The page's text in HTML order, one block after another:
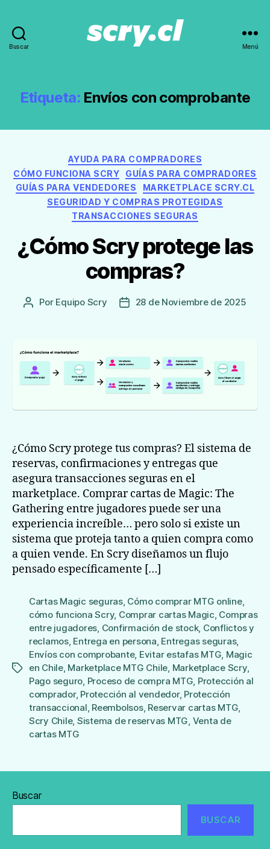
Buscar
recomendaciones
de
Menú
Etiqueta: Envíos con comprobante
Categorías
AYUDA PARA COMPRADORES
CÓMO FUNCIONA SCRY
GUÍAS PARA COMPRADORES
GUÍAS PARA VENDEDORES
MARKETPLACE SCRY.CL
SEGURIDAD Y COMPRAS PROTEGIDAS
TRANSACCIONES SEGURAS
¿Cómo Scry protege las
compras?
Autor
Por Equipo Scry
Fecha28 de Noviembre de 2025
¿Cómo Scry protege tus compras? El sistema de
reservas, confirmaciones y entregas que
asegura transacciones seguras en el
marketplace. Comprar cartas de Magic: The
Gathering entre jugadores puede ser una
experiencia increíble… pero solo si existe un
sistema que proteja tanto a quien compra como
a quien vende. En Scry diseñamos un flujo
pensado específicamente […]
Etiquetas
Cartas Magic seguras, Cómo comprar MTG online,
cómo funciona Scry, Comprar cartas Magic, Compras
entre jugadores, Confirmación de stock, Conflictos y
reclamos, Entrega en persona, Entregas seguras,
Envíos con comprobante, Evitar estafas MTG, Magic
en Chile, Marketplace MTG Chile, Marketplace Scry,
Pago seguro, Proceso de compra MTG, Protección al
comprador, Protección al vendedor, Protección
transaccional, Reembolsos, Reservar cartas MTG,
Scry Chile, Sistema de reservas MTG, Venta de
cartas MTG
Buscar
BUSCAR